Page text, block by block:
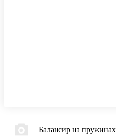
Балансир на пружинах